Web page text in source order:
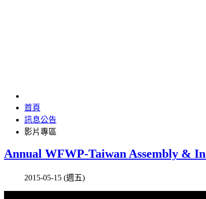
首頁
訊息公告
影片專區
Annual WFWP-Taiwan Assembly &
2015-05-15 (週五)